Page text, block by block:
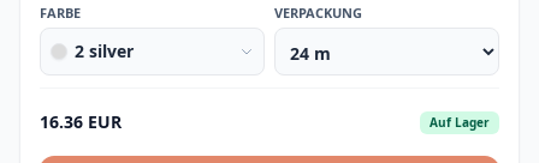
FARBE
2 silver
VERPACKUNG
16.36 EUR Auf Lager